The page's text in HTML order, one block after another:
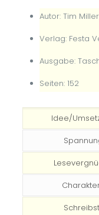
Autor: Tim Miller
Verlag: Festa
Ausgabe:
Seiten: 152
Idee/